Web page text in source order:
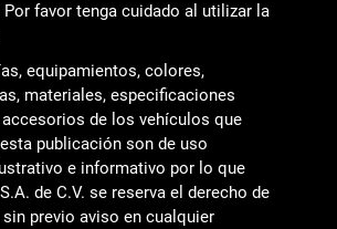
favor tenga cuidado al utilizar la
equipamientos, colores,
materiales, especificaciones
de los vehículos que
publicación son de uso
e informativo por lo que
de C.V. se reserva el derecho de
previo aviso en cualquier